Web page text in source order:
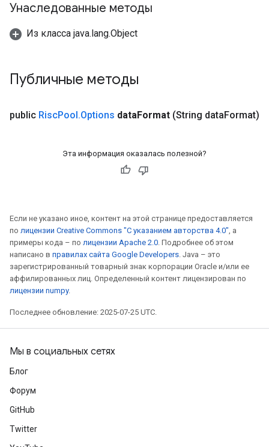
Унаследованные методы
Из класса java.lang.Object
Публичные методы
public RiscPool.Options dataFormat (String dataFormat)
Эта информация оказалась полезной?
Если не указано иное, контент на этой странице предоставляется
по лицензии Creative Commons "С указанием авторства 4.0", а
примеры кода – по лицензии Apache 2.0. Подробнее об этом
написано в правилах сайта Google Developers. Java – это
зарегистрированный товарный знак корпорации Oracle и/или ее
аффилированных лиц. Определенный контент лицензирован по
лицензии numpy.
Последнее обновление: 2025-07-25 UTC.
Мы в социальных сетях
Блог
Форум
GitHub
Twitter